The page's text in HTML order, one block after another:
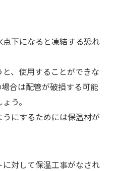
下になると凍結する恐れ
、使用することができな
合は配管が破損する可能
う。
にするためには保温材が
対して保温工事がなされ